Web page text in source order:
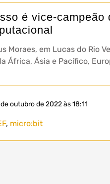
é vice-campeão
Moraes, em Lucas do Rio
Ásia e Pacífico,
de outubro de 2022 às 18:11
, micro:bit